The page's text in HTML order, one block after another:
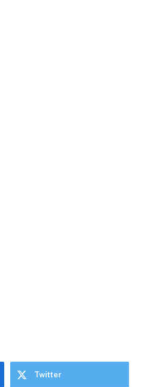
Twitter